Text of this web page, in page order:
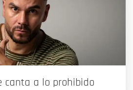
canta a lo prohibido